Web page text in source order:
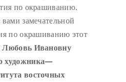
по окрашиванию.
замечательной
по окрашиванию этот
Ивановну
художника—
восточных